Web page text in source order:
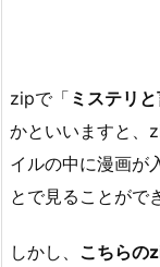
zipで「 ミステリ
かといいますと、
イルの中に漫画が
とで見ることがで
しかし、 こちらの